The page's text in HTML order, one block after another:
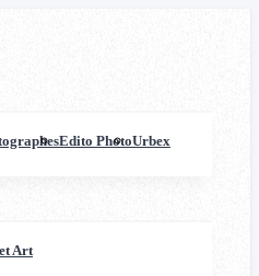
Edito PhotoUrbex
Art